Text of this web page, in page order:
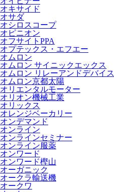
オキサイド
オサダ
オシロスコープ
オピニオン
オフサイトPPA
オプテックス・エフエー
オムロン
オムロン サイニックエックス
オムロン リレーアンドデバイス
オムロン京都太陽
オリエンタルモーター
オリオン機械工業
オリックス
オレンジベーカリー
オンデマンド
オンライン
オンラインセミナー
オンライン服薬
オンワード
オンワード樫山
オーガニック
オークラ輸送機
オークワ